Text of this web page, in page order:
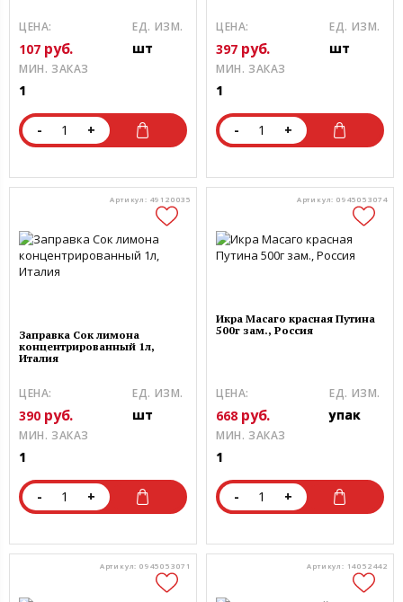
ЦЕНА:
107 руб. шт
ЕД. ИЗМ.
1
МИН. ЗАКАЗ
- +
ЦЕНА:
397 руб. шт
ЕД. ИЗМ.
1
МИН. ЗАКАЗ
- +
Артикул: 49120035
Заправка Сок лимона
концентрированный 1л,
Италия
ЦЕНА:
390 руб. шт
ЕД. ИЗМ.
1
МИН. ЗАКАЗ
- +
Артикул: 0945053074
Икра Масаго красная Путина
500г зам., Россия
ЦЕНА:
668 руб. упак
ЕД. ИЗМ.
1
МИН. ЗАКАЗ
- +
Артикул: 0945053071 Артикул: 14052442